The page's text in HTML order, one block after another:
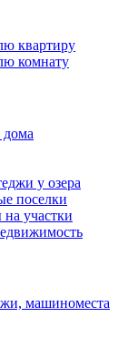
квартиру
комнату
у озера
поселки
участки
машиноместа